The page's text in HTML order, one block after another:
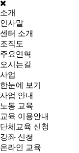
소개
인사말
센터 소개
조직도
주요연혁
오시는길
사업
한눈에 보기
사업 안내
노동 교육
교육 이용안내
단체교육 신청
강좌 신청
온라인 교육